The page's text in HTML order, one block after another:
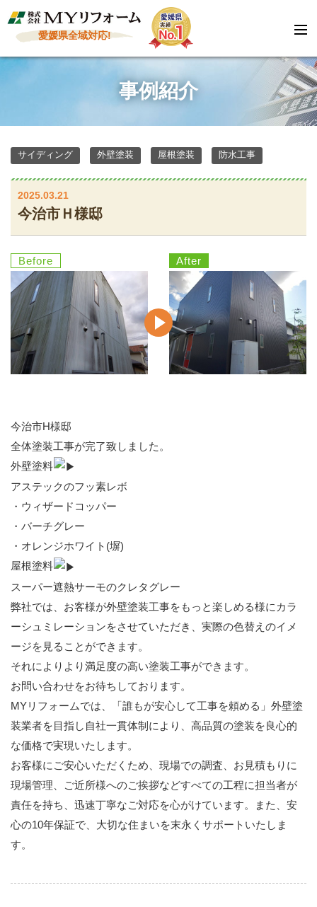
愛媛県全域対応!
事例紹介
サイディング 外壁塗装 屋根塗装 防水工事
2025.03.21
今治市Ｈ様邸
今治市H様邸
全体塗装工事が完了致しました。
外壁塗料
アステックのフッ素レボ
・ウィザードコッパー
・バーチグレー
・オレンジホワイト(塀)
屋根塗料
スーパー遮熱サーモのクレタグレー
弊社では、お客様が外壁塗装工事をもっと楽しめる様にカラ
ーシュミレーションをさせていただき、実際の色替えのイメ
ージを見ることができます。
それによりより満足度の高い塗装工事ができます。
お問い合わせをお待ちしております。
MYリフォームでは、「誰もが安心して工事を頼める」外壁塗
装業者を目指し自社一貫体制により、高品質の塗装を良心的
な価格で実現いたします。
お客様にご安心いただくため、現場での調査、お見積もりに
現場管理、ご近所様へのご挨拶などすべての工程に担当者が
責任を持ち、迅速丁寧なご対応を心がけています。また、安
心の10年保証で、大切な住まいを末永くサポートいたしま
す。